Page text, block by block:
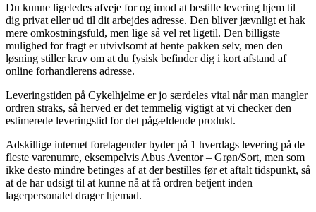
Du kunne ligeledes afveje for og imod at bestille levering hjem til
dig privat eller ud til dit arbejdes adresse. Den bliver jævnligt et hak
mere omkostningsfuld, men lige så vel ret ligetil. Den billigste
mulighed for fragt er utvivlsomt at hente pakken selv, men den
løsning stiller krav om at du fysisk befinder dig i kort afstand af
online forhandlerens adresse.
Leveringstiden på Cykelhjelme er jo særdeles vital når man mangler
ordren straks, så herved er det temmelig vigtigt at vi checker den
estimerede leveringstid for det pågældende produkt.
Adskillige internet foretagender byder på 1 hverdags levering på de
fleste varenumre, eksempelvis Abus Aventor – Grøn/Sort, men som
ikke desto mindre betinges af at der bestilles før et aftalt tidspunkt, så
at de har udsigt til at kunne nå at få ordren betjent inden
lagerpersonalet drager hjemad.